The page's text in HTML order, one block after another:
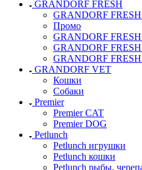
GRANDORF FRESH
GRANDORF
Промо
GRANDORF
GRANDORF
GRANDORF
GRANDORF VET
Кошки
Собаки
Premier
Premier CAT
Premier DOG
Petlunch
Petlunch игрушки
Petlunch кошки
Petlunch рыбы,